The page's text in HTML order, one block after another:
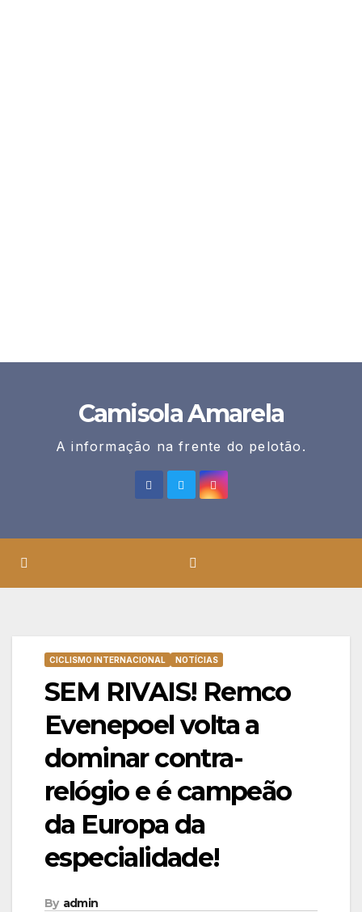
Camisola Amarela
A informação na frente do pelotão.
CICLISMO INTERNACIONAL NOTÍCIAS
SEM RIVAIS! Remco
Evenepoel volta a
dominar contra-
relógio e é campeão
da Europa da
especialidade!
By admin